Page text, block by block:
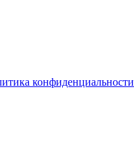
конфиденциальности